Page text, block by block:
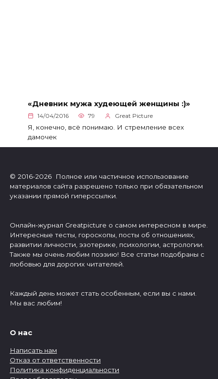
«Дневник мужа худеющей женщины :)»
14/04/2016 79 Great Picture
Я, конечно, всё понимаю. И стремление всех
дамочек
© 2016-2026 Полное или частичное использование
материалов сайта разрешено только при обязательном
указании прямой гиперссылки.
Онлайн-журнал Greatpicture о самом интересном в мире.
Интересные тесты, гороскопы, посты об отношениях,
развитии личности, эзотерике, психологии, астрологии.
Также мы очень любим поэзию! Все статьи подобраны с
любовью для дорогих читателей.
Каждый день может стать особенным, если вы с нами.
Мы вас любим!
О нас
Написать нам
Отказ от ответственности
Политика конфиденциальности